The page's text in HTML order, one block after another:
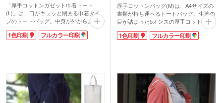
「厚手コットンガゼット巾着トート
(L)」は、口がキュッと閉まる巾着タイ
プのトートバッグ。中身が外から見えな
いので、貴重品を入れても安心。マチ付
でたっぷり入るので、通学のメインバッ
できます。数日の出張や旅行の際に衣服
記念品としてだけではなく、服飾雑貨店
や海外輸入食品店などのショッパーとし
てもご利用いただけます。
1色印刷 フルカラー印刷
厚手コットンバッグ(M)は、A4サイズの
書類が持ち運べるトートバッグ。生地の
目が詰まった5オンスの厚手コットン
で、シーチングと比べてバッグの中身が
透けにくいです。
パンフレット入れにもぴったり。マチな
い人には、デイリーのサブバッグとして
も活躍してくれますね。
1色印刷 フルカラー印刷